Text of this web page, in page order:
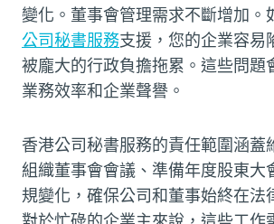
變化。董事會管理需求不斷增加。
公司秘書服務支援，您的企業容易
被龐大的行政負擔拖累。這些問題
業務效率和企業聲譽。
香港公司秘書服務的責任範圍涵蓋
組織董事會會議、準備年度股東大
規變化，確保公司和董事始終在法